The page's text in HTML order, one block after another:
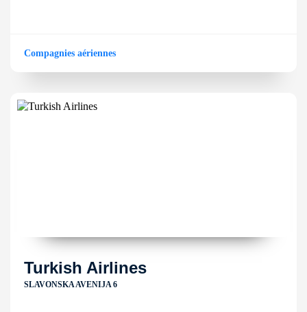
Compagnies aériennes
Turkish Airlines
SLAVONSKA AVENIJA 6